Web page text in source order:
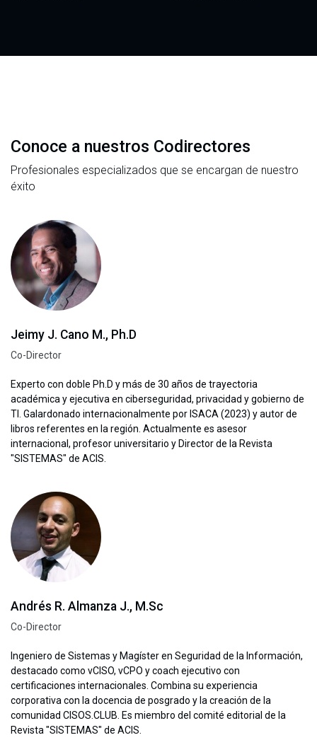
Conoce a nuestros Codirectores
Profesionales especializados que se encargan de nuestro
éxito
Jeimy J. Cano M., Ph.D
Co-Director
Experto con doble Ph.D y más de 30 años de trayectoria
académica y ejecutiva en ciberseguridad, privacidad y gobierno de
TI. Galardonado internacionalmente por ISACA (2023) y autor de
libros referentes en la región. Actualmente es asesor
internacional, profesor universitario y Director de la Revista
"SISTEMAS" de ACIS.
Andrés R. Almanza J., M.Sc
Co-Director
Ingeniero de Sistemas y Magíster en Seguridad de la Información,
destacado como vCISO, vCPO y coach ejecutivo con
certificaciones internacionales. Combina su experiencia
corporativa con la docencia de posgrado y la creación de la
comunidad CISOS.CLUB. Es miembro del comité editorial de la
Revista "SISTEMAS" de ACIS.